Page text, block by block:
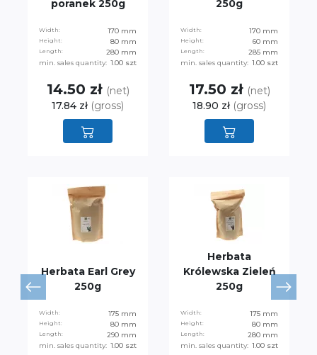
poranek 250g
Width: 170 mm
Height: 80 mm
Length:
280 mm
min. sales quantity: 1.00 szt
14.50 zł (net)
17.84 zł (gross)
250g
Width: 170 mm
Height: 60 mm
Length:
285 mm
min. sales quantity: 1.00 szt
17.50 zł (net)
18.90 zł (gross)
Herbata Earl Grey
250g
Width: 175 mm
Height: 80 mm
Length:
290 mm
min. sales quantity: 1.00 szt
Herbata
Królewska Zieleń
250g
Width: 175 mm
Height: 80 mm
Length:
280 mm
min. sales quantity: 1.00 szt